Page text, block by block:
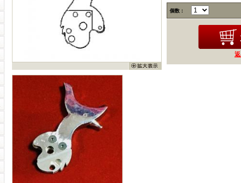
個数：